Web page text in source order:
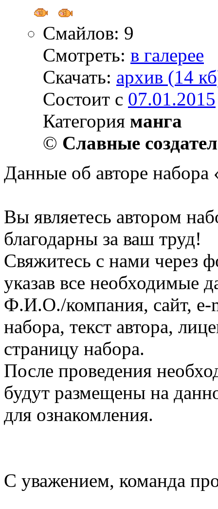
Смайлов: 9
Смотреть: в галерее
Скачать: архив (14
Состоит с 07.01.2015
Категория манга
© Славные
Данные об авторе набора
Вы являетесь автором
благодарны за ваш труд!
Свяжитесь с нами через
указав все необходимые
Ф.И.О./компания, сайт, e-
набора, текст автора,
страницу набора.
После проведения
будут размещены на
для ознакомления.
С уважением, команда